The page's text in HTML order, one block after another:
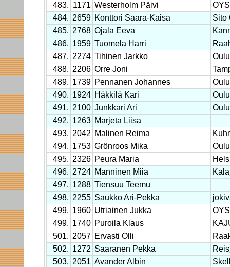
483. 1171 Westerholm Päivi
484. 2659 Konttori Saara-Kaisa
Sito
485. 2768 Ojala Eeva
486. 1959 Tuomela Harri
487. 2274 Tihinen Jarkko
488. 2206 Orre Joni
489. 1739 Pennanen Johannes
Oulu
490. 1924 Häkkilä Kari
491. 2100 Junkkari Ari
Oulu
492. 1263 Marjeta Liisa
493. 2042 Malinen Reima
494. 1753 Grönroos Mika
495. 2326 Peura Maria
496. 2724 Manninen Miia
497. 1288 Tiensuu Teemu
498. 2255 Saukko Ari-Pekka
499. 1960 Utriainen Jukka
499. 1740 Puroila Klaus
501. 2057 Ervasti Olli
502. 1272 Saaranen Pekka
503. 2051 Avander Albin